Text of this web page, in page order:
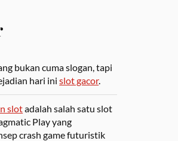
bukan cuma slogan, tapi
hari inislot gacor.
slotadalah salah satu slot
Play yang
crash game futuristik